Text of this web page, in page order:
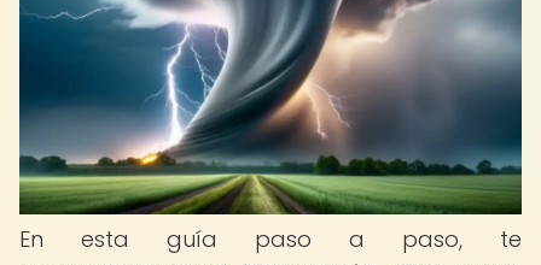
En esta guía paso a paso, te